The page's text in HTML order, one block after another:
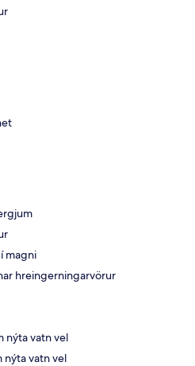
magni
hreingerningarvörur
nýta vatn vel
nýta vatn vel